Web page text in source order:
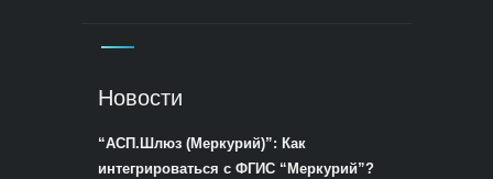
Новости
“АСП.Шлюз (Меркурий)”: Как
интегрироваться с ФГИС “Меркурий”?